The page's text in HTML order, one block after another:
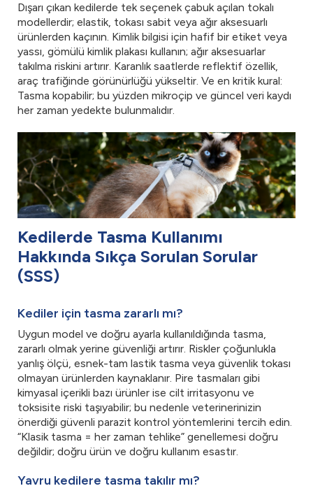
Dışarı çıkan kedilerde tek seçenek çabuk açılan tokalı
modellerdir; elastik, tokası sabit veya ağır aksesuarlı
ürünlerden kaçının. Kimlik bilgisi için hafif bir etiket veya
yassı, gömülü kimlik plakası kullanın; ağır aksesuarlar
takılma riskini artırır. Karanlık saatlerde reflektif özellik,
araç trafiğinde görünürlüğü yükseltir. Ve en kritik kural:
Tasma kopabilir; bu yüzden mikroçip ve güncel veri kaydı
her zaman yedekte bulunmalıdır.
Kedilerde Tasma Kullanımı
Hakkında Sıkça Sorulan Sorular
(SSS)
Kediler için tasma zararlı mı?
Uygun model ve doğru ayarla kullanıldığında tasma,
zararlı olmak yerine güvenliği artırır. Riskler çoğunlukla
yanlış ölçü, esnek-tam lastik tasma veya güvenlik tokası
olmayan ürünlerden kaynaklanır. Pire tasmaları gibi
kimyasal içerikli bazı ürünler ise cilt irritasyonu ve
toksisite riski taşıyabilir; bu nedenle veterinerinizin
önerdiği güvenli parazit kontrol yöntemlerini tercih edin.
“Klasik tasma = her zaman tehlike” genellemesi doğru
değildir; doğru ürün ve doğru kullanım esastır.
Yavru kedilere tasma takılır mı?